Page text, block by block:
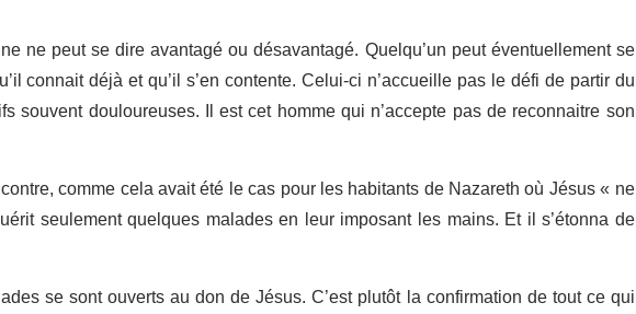
ne peut se dire avantagé ou désavantagé. Quelqu’un peut éventuellement se
connait déjà et qu’il s’en contente. Celui-ci n’accueille pas le défi de partir du
souvent douloureuses. Il est cet homme qui n’accepte pas de reconnaitre son
comme cela avait été le cas pour les habitants de Nazareth où Jésus « ne
seulement quelques malades en leur imposant les mains. Et il s’étonna de
se sont ouverts au don de Jésus. C’est plutôt la confirmation de tout ce qui